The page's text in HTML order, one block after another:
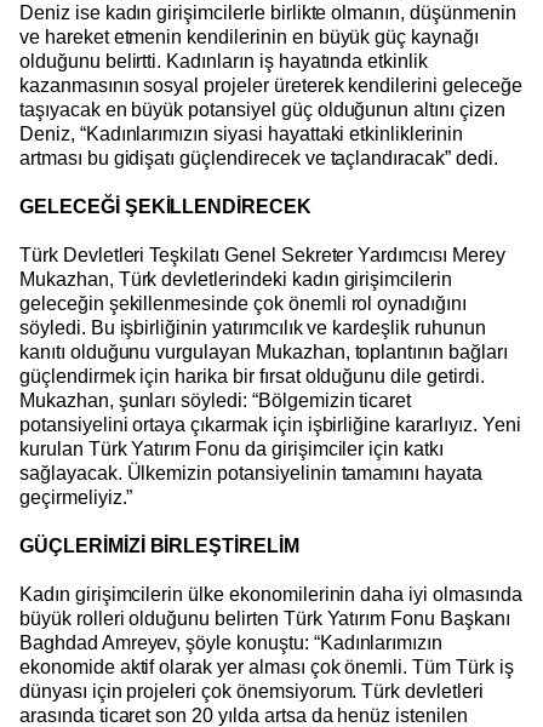
Deniz ise kadın girişimcilerle birlikte olmanın, düşünmenin
ve hareket etmenin kendilerinin en büyük güç kaynağı
olduğunu belirtti. Kadınların iş hayatında etkinlik
kazanmasının sosyal projeler üreterek kendilerini geleceğe
taşıyacak en büyük potansiyel güç olduğunun altını çizen
Deniz, “Kadınlarımızın siyasi hayattaki etkinliklerinin
artması bu gidişatı güçlendirecek ve taçlandıracak” dedi.
GELECEĞİ ŞEKİLLENDİRECEK
Türk Devletleri Teşkilatı Genel Sekreter Yardımcısı Merey
Mukazhan, Türk devletlerindeki kadın girişimcilerin
geleceğin şekillenmesinde çok önemli rol oynadığını
söyledi. Bu işbirliğinin yatırımcılık ve kardeşlik ruhunun
kanıtı olduğunu vurgulayan Mukazhan, toplantının bağları
güçlendirmek için harika bir fırsat olduğunu dile getirdi.
Mukazhan, şunları söyledi: “Bölgemizin ticaret
potansiyelini ortaya çıkarmak için işbirliğine kararlıyız. Yeni
kurulan Türk Yatırım Fonu da girişimciler için katkı
sağlayacak. Ülkemizin potansiyelinin tamamını hayata
geçirmeliyiz.”
GÜÇLERİMİZİ BİRLEŞTİRELİM
Kadın girişimcilerin ülke ekonomilerinin daha iyi olmasında
büyük rolleri olduğunu belirten Türk Yatırım Fonu Başkanı
Baghdad Amreyev, şöyle konuştu: “Kadınlarımızın
ekonomide aktif olarak yer alması çok önemli. Tüm Türk iş
dünyası için projeleri çok önemsiyorum. Türk devletleri
arasında ticaret son 20 yılda artsa da henüz istenilen